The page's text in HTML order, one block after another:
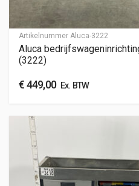
Artikelnummer Aluca-3222
Aluca
(3222)
€449,00Ex. BTW